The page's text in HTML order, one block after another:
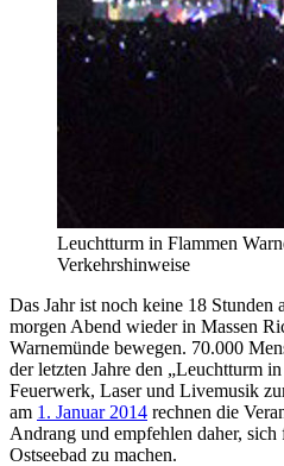
Leuchtturm in Flammen
Verkehrshinweise
Das Jahr ist noch keine 18 Stunden
morgen Abend wieder in Massen
Warnemünde bewegen. 70.000
der letzten Jahre den „Leuchtturm
Feuerwerk, Laser und Livemusik
am 1. Januar 2014 rechnen die
Andrang und empfehlen daher,
Ostseebad zu machen.